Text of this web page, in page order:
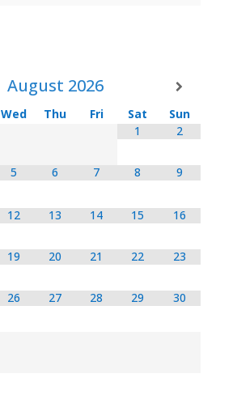
August 2026
Wed Thu Fri Sat
Sun
1
2
5 6 7 8 9
12 13 14 15 16
19 20 21 22 23
26 27 28 29 30